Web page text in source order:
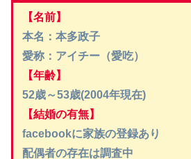
【名前】
本名：本多政子
愛称：アイチー（愛吃）
【年齢】
52歳～53歳(2004年現在)
【結婚の有無】
facebookに家族の登録あり
配偶者の存在は調査中